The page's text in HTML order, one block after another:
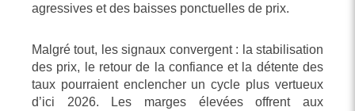
agressives et des baisses ponctuelles de prix.
Malgré tout, les signaux convergent : la stabilisation
des prix, le retour de la confiance et la détente des
taux pourraient enclencher un cycle plus vertueux
d’ici 2026. Les marges élevées offrent aux